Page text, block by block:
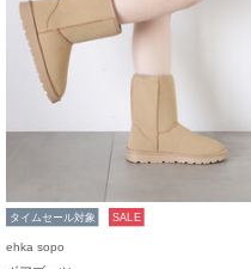
タイムセール対象 SALE
ehka sopo